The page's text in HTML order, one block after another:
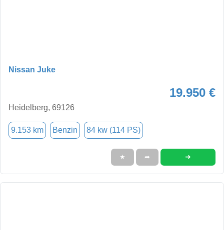
Nissan Juke
19.950 €
Heidelberg, 69126
9.153 km Benzin 84 kw (114 PS)
★ ➦ ➜